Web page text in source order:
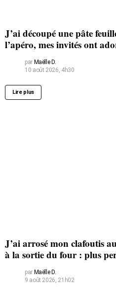
J’ai découpé une pâte
l’apéro, mes invités ont
par Maëlle D.
10 août 2026, 4h30
Lire plus
J’ai arrosé mon clafoutis
à la sortie du four : plus
par Maëlle D.
9 août 2026, 21h02